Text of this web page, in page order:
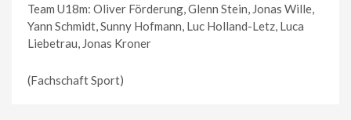
Team U18m: Oliver Förderung, Glenn Stein, Jonas Wille,
Yann Schmidt, Sunny Hofmann, Luc Holland-Letz, Luca
Liebetrau, Jonas Kroner
(Fachschaft Sport)